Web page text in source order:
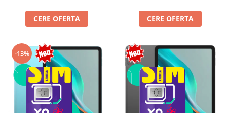
CERE OFERTA
CERE OFERTA
-13%